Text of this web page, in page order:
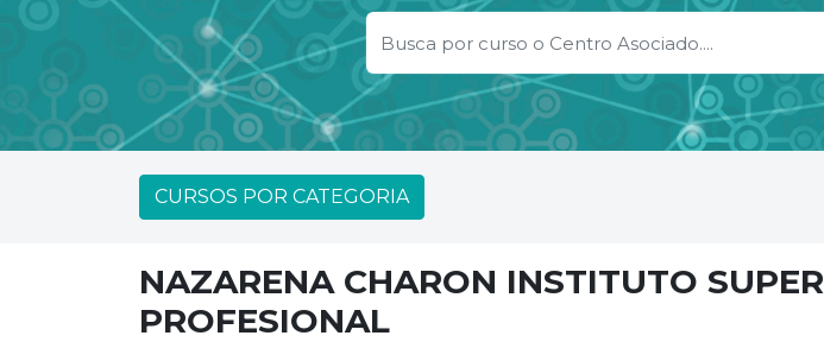
CURSOS POR CATEGORIA
NAZARENA CHARON INSTITUTO
PROFESIONAL